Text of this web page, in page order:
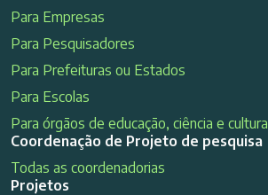
Para Empresas
Para Pesquisadores
Para Prefeituras ou Estados
Para Escolas
Para órgãos de educação, ciência e cultura
Coordenação de Projeto de pesquisa
Todas as coordenadorias
Projetos